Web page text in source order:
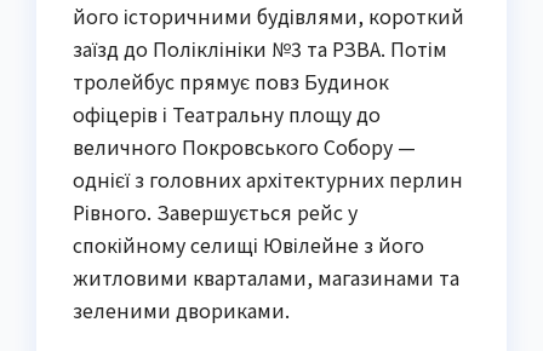
його історичними будівлями, короткий
заїзд до Поліклініки №3 та РЗВА. Потім
тролейбус прямує повз Будинок
офіцерів і Театральну площу до
величного Покровського Собору —
однієї з головних архітектурних перлин
Рівного. Завершується рейс у
спокійному селищі Ювілейне з його
житловими кварталами, магазинами та
зеленими двориками.